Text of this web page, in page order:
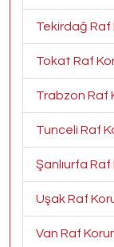
Tekirdağ Raf
Tokat Raf
Trabzon Raf
Tunceli Raf
Şanlıurfa
Uşak Raf
Van Raf